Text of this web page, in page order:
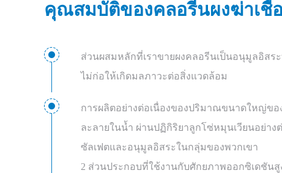
คุณสมบัติของคลอรีนผงฆ่าเชื้อ
ส่วนผสมหลักที่เราขายผงคลอรีนเป็นอนุมูลอิส
ไม่ก่อให้เกิดมลภาวะต่อสิ่งแวดล้อม
การผลิตอย่างต่อเนื่องของปริมาณขนาดใหญ่ขอ
ละลายในน้ำ ผ่านปฏิกิริยาลูกโซ่หมุนเวียนอย่าง
ซัลเฟตและอนุมูลอิสระในกลุ่มของพวกเขา
2 ส่วนประกอบที่ใช้งานกับศักยภาพออกซิเดชัน